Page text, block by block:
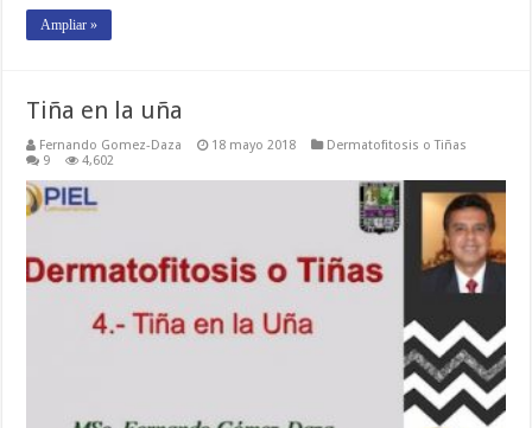
Ampliar »
Tiña en la uña
Fernando Gomez-Daza 18 mayo 2018
Dermatofitosis o Tiñas
9
4,602